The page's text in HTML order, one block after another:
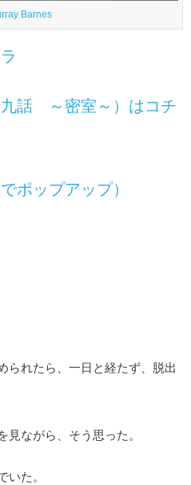
Barnes
話 ～密室～）はコチ
ポップアップ）
られたら、一日と経たず、脱出
見ながら、そう思った。
いた。